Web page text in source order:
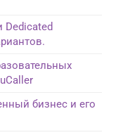
Dedicated
бизнес и его